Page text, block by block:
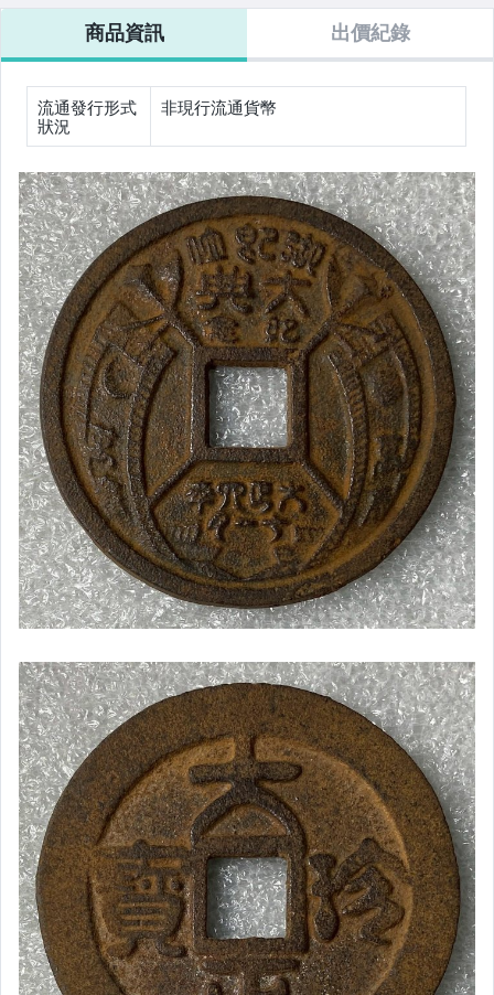
保真=1998年墨
西哥紀念5元銀
幣(1盎司、999
銀)
保真=2001年美
國天使壹圓銀幣
(999銀、1盎司)
保真=1899年香
港站洋壹圓銀幣
(戳記、900銀、
27克)
保真=1893年墨
西哥鷹洋8里亞
爾銀幣(900銀
27克)
商品資訊 出價紀錄
流通發行形式
狀況
非現行流通貨幣